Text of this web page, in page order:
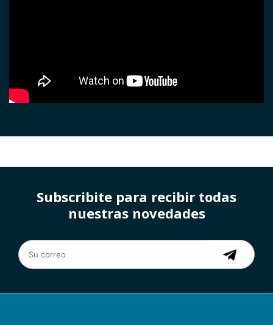
Subscribite para recibir todas
nuestras novedades